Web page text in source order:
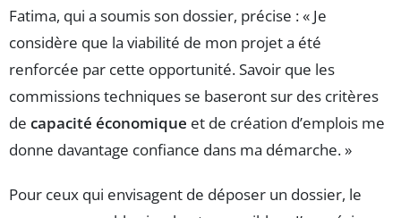
Fatima, qui a soumis son dossier, précise : « Je
considère que la viabilité de mon projet a été
renforcée par cette opportunité. Savoir que les
commissions techniques se baseront sur des critères
de capacité économique et de création d’emplois me
donne davantage confiance dans ma démarche. »
Pour ceux qui envisagent de déposer un dossier, le